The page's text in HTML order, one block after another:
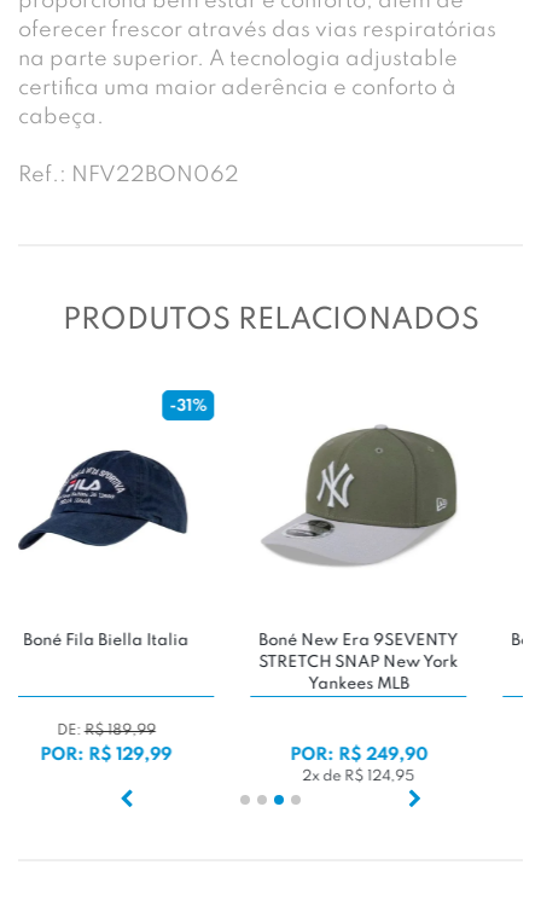
oferecer frescor através das vias respiratórias
na parte superior. A tecnologia adjustable
certifica uma maior aderência e conforto à
cabeça.
Ref.: NFV22BON062
PRODUTOS RELACIONADOS
Boné New Era 9SEVENTY
POR: R$ 249,90
Boné New Era 9FIFTY NFL
Las Vegas Raiders
Camuflado
POR: R$ 209,90
2x de R$ 104,95